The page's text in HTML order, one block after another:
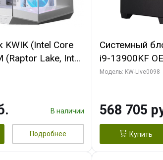
KWIK (Intel Core
(Raptor Lake, Intel
32 ГБ ОЗУ (2
В наличии
Подробнее
Системный
i9-13900KF
7, C24 16EC/
Turbo/ 512 ГБ
Модель: KW-Live0098
568 705
Купить